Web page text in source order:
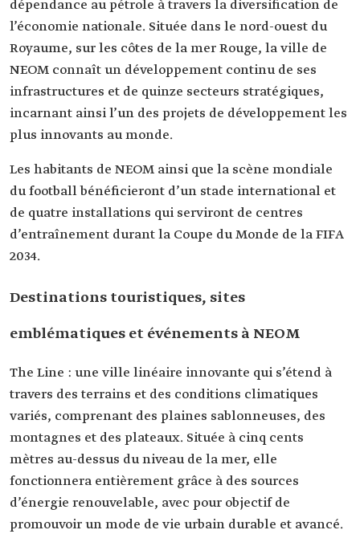
dépendance au pétrole à travers la diversification de
l’économie nationale. Située dans le nord-ouest du
Royaume, sur les côtes de la mer Rouge, la ville de
NEOM connaît un développement continu de ses
infrastructures et de quinze secteurs stratégiques,
incarnant ainsi l’un des projets de développement les
plus innovants au monde.
Les habitants de NEOM ainsi que la scène mondiale
du football bénéficieront d’un stade international et
de quatre installations qui serviront de centres
d’entraînement durant la Coupe du Monde de la FIFA
2034.
Destinations touristiques, sites
emblématiques et événements à NEOM
The Line : une ville linéaire innovante qui s’étend à
travers des terrains et des conditions climatiques
variés, comprenant des plaines sablonneuses, des
montagnes et des plateaux. Située à cinq cents
mètres au-dessus du niveau de la mer, elle
fonctionnera entièrement grâce à des sources
d’énergie renouvelable, avec pour objectif de
promouvoir un mode de vie urbain durable et avancé.